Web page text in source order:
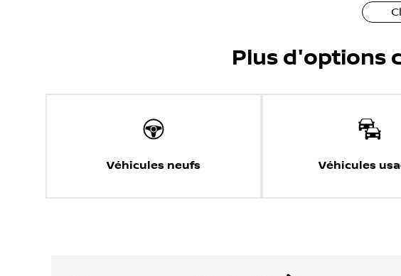
Plus d'options
Véhicules neufs Véhicules